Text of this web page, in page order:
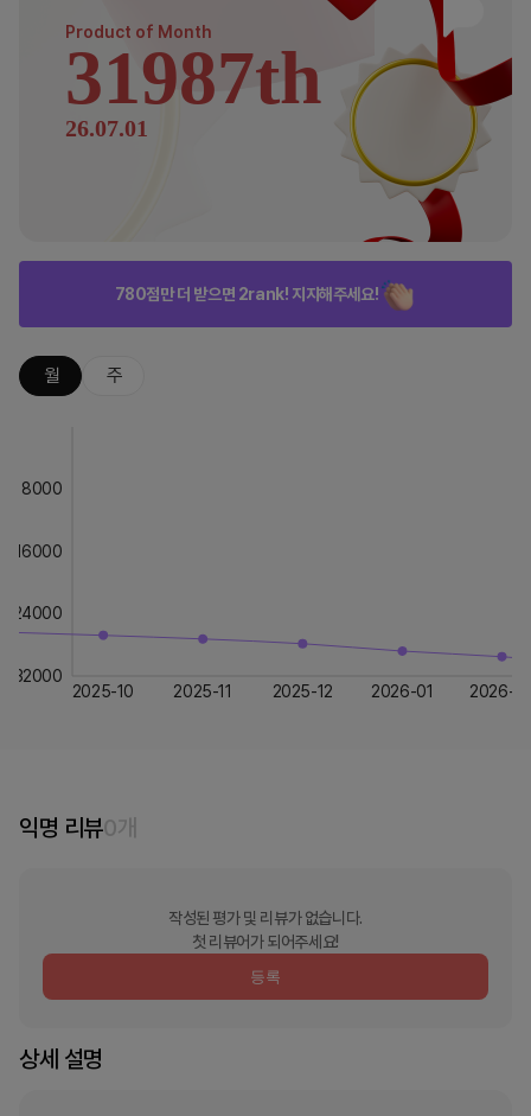
Product of Month
31987th
26.07.01
780점만 더 받으면 2rank! 지지해주세요!
월 주
2025-10 2025-11 2025-12 2026-01 2026-
8000
16000
24000
32000
익명 리뷰0개
작성된 평가 및 리뷰가 없습니다.
첫 리뷰어가 되어주세요!
등록
상세 설명